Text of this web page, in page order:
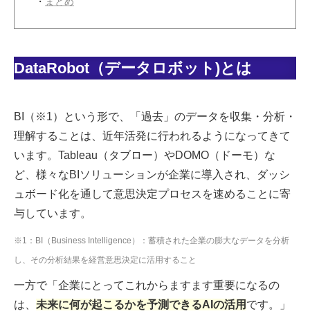
DataRobot（データロボット)とは
BI（※1）という形で、「過去」のデータを収集・分析・
理解することは、近年活発に行われるようになってきて
います。Tableau（タブロー）やDOMO（ドーモ）な
ど、様々なBIソリューションが企業に導入され、ダッシ
ュボード化を通して意思決定プロセスを速めることに寄
与しています。
※1：BI（Business Intelligence）：蓄積された企業の膨大なデータを分析
し、その分析結果を経営意思決定に活用すること
一方で「企業にとってこれからますます重要になるの
は、 未来に何が起こるかを予測できるAIの活用 です。」